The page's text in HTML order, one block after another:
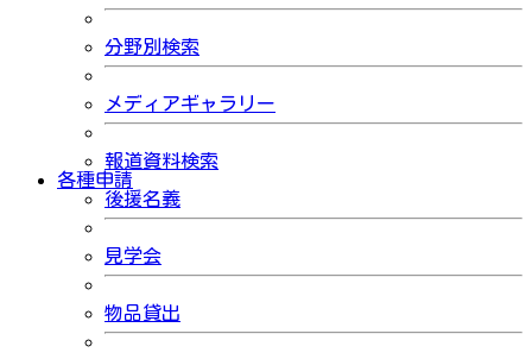
分野別検索
メディアギャラリー
報道資料検索
各種申請
後援名義
見学会
物品貸出